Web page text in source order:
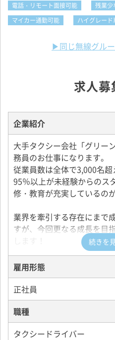
電話・リモート面接可能
残業少
マイカー通勤可能
ハイグレード
▶同じ無線グル
求人
企業紹介
大手タクシー会社「グリー
務員のお仕事になります。
従業員数は全体で3,000名超
95％以上が未経験からのス
修・教育が充実しているの
業界を牽引する存在にまで
すが、今回更なる成長を目
【大手だからこそできる待
が整っています】
■賞与年3回＆昇給制度あり！
■二種免許取得の費用は全額
研修期間もしっかりお給料
続きを
雇用形態
正社員
職種
タクシードライバー